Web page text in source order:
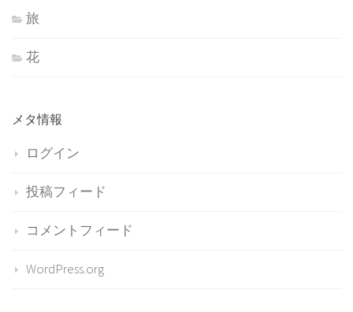
旅
花
メタ情報
ログイン
投稿フィード
コメントフィード
WordPress.org